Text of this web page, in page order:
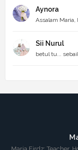
Aynora
Assalam
Sii Nurul
betul tu...